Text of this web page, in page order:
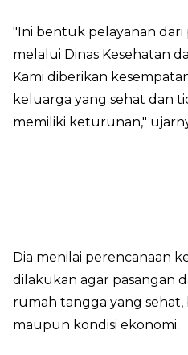
"Ini bentuk pelayanan dari
melalui Dinas Kesehatan
Kami diberikan
keluarga yang sehat dan
memiliki keturunan,"
Dia menilai perencanaan
dilakukan agar pasangan
rumah tangga yang sehat,
maupun kondisi ekonomi.